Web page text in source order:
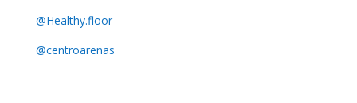
@Healthy.floor
@centroarenas